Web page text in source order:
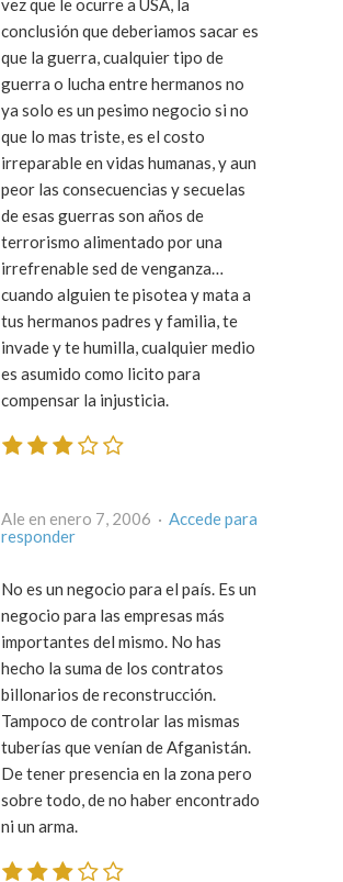
vez que le ocurre a USA, la
conclusión que deberiamos sacar es
que la guerra, cualquier tipo de
guerra o lucha entre hermanos no
ya solo es un pesimo negocio si no
que lo mas triste, es el costo
irreparable en vidas humanas, y aun
peor las consecuencias y secuelas
de esas guerras son años de
terrorismo alimentado por una
irrefrenable sed de venganza…
cuando alguien te pisotea y mata a
tus hermanos padres y familia, te
invade y te humilla, cualquier medio
es asumido como licito para
compensar la injusticia.
Ale en enero 7, 2006 · Accede para
responder
No es un negocio para el país. Es un
negocio para las empresas más
importantes del mismo. No has
hecho la suma de los contratos
billonarios de reconstrucción.
Tampoco de controlar las mismas
tuberías que venían de Afganistán.
De tener presencia en la zona pero
sobre todo, de no haber encontrado
ni un arma.